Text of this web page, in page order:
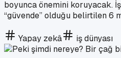
boyunca önemini koruyacak.
“güvende” olduğu belirtilen 6
Yapay zekâ iş dünyası